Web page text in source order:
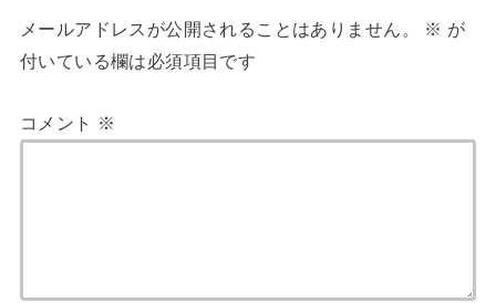
メールアドレスが公開されることはありません。 ※ が
付いている欄は必須項目です
コメント ※